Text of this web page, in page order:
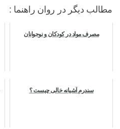
مطالب دیگر در روان راهنما :
مصرف مواد در کودکان و نوجوانان
سندرم آشیانه خالی چیست ؟